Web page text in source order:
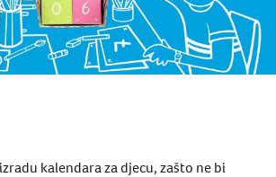
kalendara za djecu, zašto ne bi